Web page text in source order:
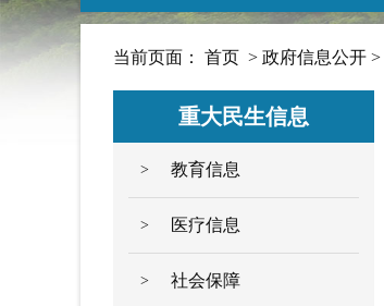
当前页面： 首页 > 政府信息公开 >
重大民生信息
> 教育信息
> 医疗信息
> 社会保障